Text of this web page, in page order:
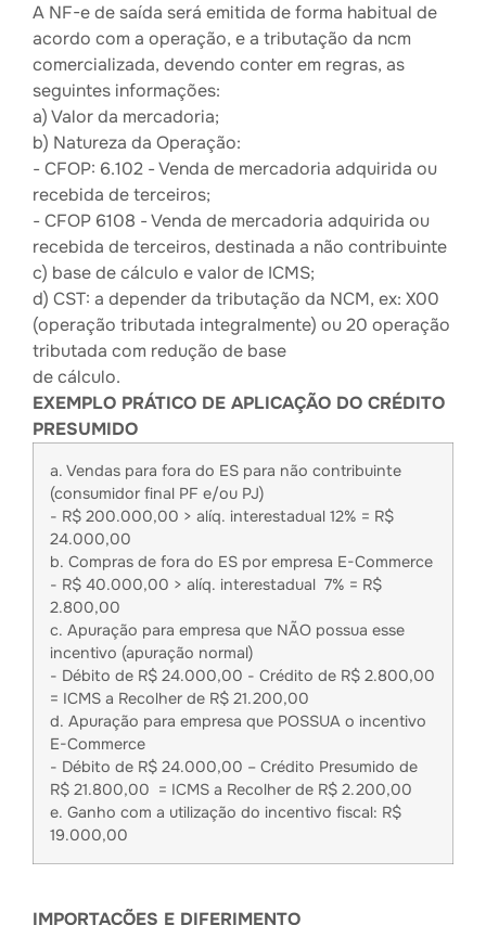
A NF-e de saída será emitida de forma habitual de
acordo com a operação, e a tributação da ncm
comercializada, devendo conter em regras, as
seguintes informações:
a) Valor da mercadoria;
b) Natureza da Operação:
- CFOP: 6.102 - Venda de mercadoria adquirida ou
recebida de terceiros;
- CFOP 6108 - Venda de mercadoria adquirida ou
recebida de terceiros, destinada a não contribuinte
c) base de cálculo e valor de ICMS;
d) CST: a depender da tributação da NCM, ex: X00
(operação tributada integralmente) ou 20 operação
tributada com redução de base
de cálculo.
EXEMPLO PRÁTICO DE APLICAÇÃO DO CRÉDITO
PRESUMIDO
a. Vendas para fora do ES para não contribuinte
(consumidor final PF e/ou PJ)
- R$ 200.000,00 > alíq. interestadual 12% = R$
24.000,00
b. Compras de fora do ES por empresa E-Commerce
- R$ 40.000,00 > alíq. interestadual 7% = R$
2.800,00
c. Apuração para empresa que NÃO possua esse
incentivo (apuração normal)
- Débito de R$ 24.000,00 - Crédito de R$ 2.800,00
= ICMS a Recolher de R$ 21.200,00
d. Apuração para empresa que POSSUA o incentivo
E-Commerce
- Débito de R$ 24.000,00 – Crédito Presumido de
R$ 21.800,00 = ICMS a Recolher de R$ 2.200,00
e. Ganho com a utilização do incentivo fiscal: R$
19.000,00
IMPORTAÇÕES E DIFERIMENTO